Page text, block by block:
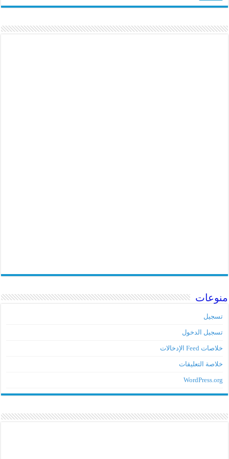
منوعات
تسجيل
تسجيل الدخول
خلاصات Feed الإدخالات
خلاصة التعليقات
WordPress.org